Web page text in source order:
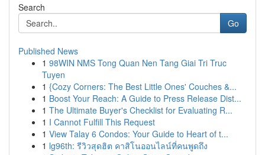
Search
Go
Published News
1 98WIN NMS Tong Quan Nen Tang Giai Tri Truc
Tuyen
1 {Cozy Corners: The Best Little Ones' Couches &...
1 Boost Your Reach: A Guide to Press Release Dist...
1 The Ultimate Buyer's Checklist for Evaluating R...
1 I Cannot Fulfill This Request
1 View Talay 6 Condos: Your Guide to Heart of t...
1 lg96th: รีวิวสุดฮิต คาสิโนออนไลน์ที่คนพูดถึง